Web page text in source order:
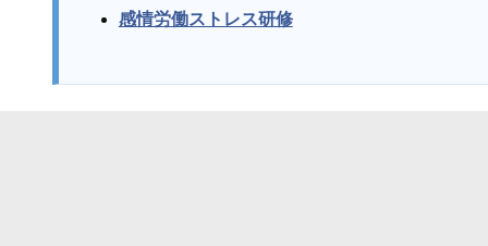
感情労働ストレス研修